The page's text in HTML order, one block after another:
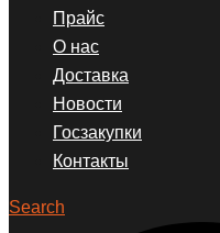
Прайс
О нас
Доставка
Новости
Госзакупки
Контакты
Search